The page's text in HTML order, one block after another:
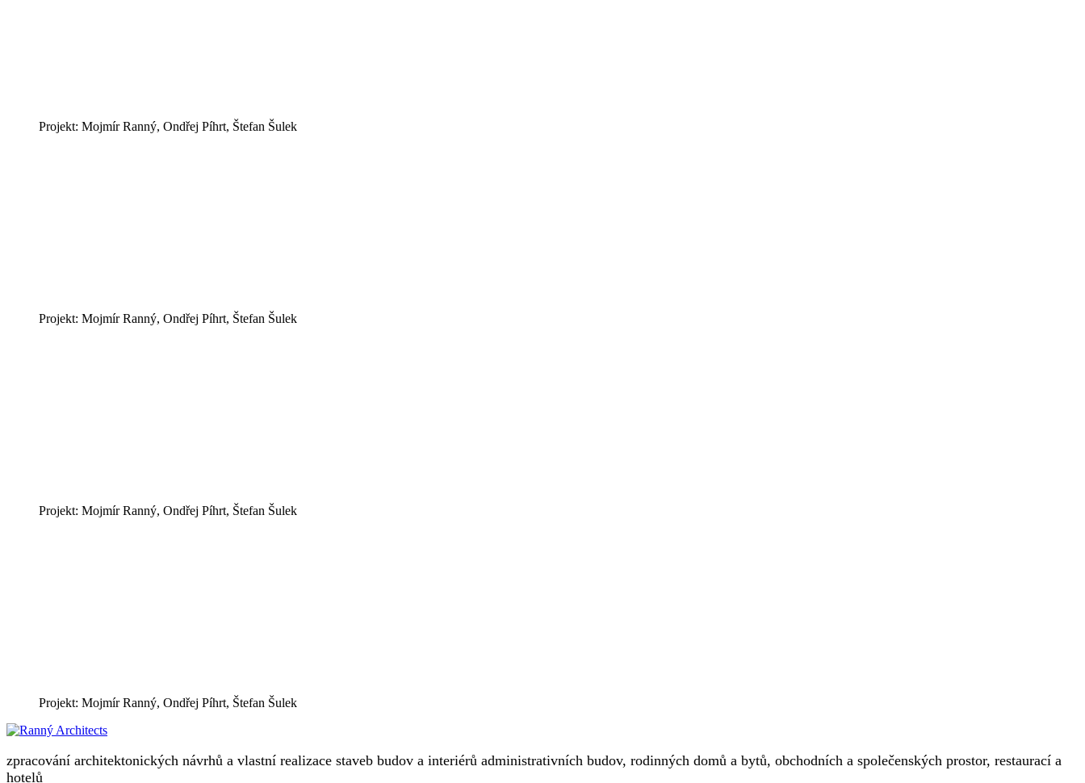
Projekt: Mojmír Ranný, Ondřej Píhrt, Štefan Šulek
Projekt: Mojmír Ranný, Ondřej Píhrt, Štefan Šulek
Projekt: Mojmír Ranný, Ondřej Píhrt, Štefan Šulek
Projekt: Mojmír Ranný, Ondřej Píhrt, Štefan Šulek
zpracování architektonických návrhů a vlastní realizace staveb budov a interiérů administrativních budov, rodinných domů a bytů, obchodních a společenských prostor, restaurací a
hotelů